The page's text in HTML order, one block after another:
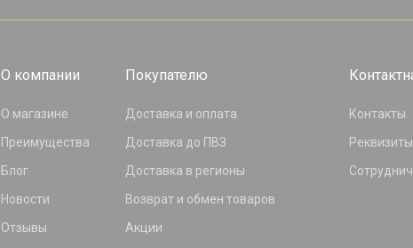
О компании
О магазине
Преимущества
Блог
Новости
Отзывы
Покупателю
Доставка и оплата
Доставка до ПВЗ
Доставка в регионы
Возврат и обмен товаров
Акции
Контакты
Реквизиты